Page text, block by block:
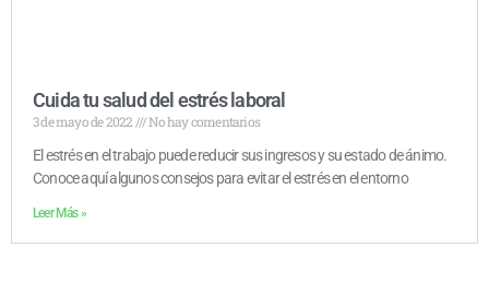
Cuida tu salud del estrés laboral
3 de mayo de 2022
No hay comentarios
El estrés en el trabajo puede reducir sus ingresos y su estado de ánimo.
Conoce aquí algunos consejos para evitar el estrés en el entorno
Leer Más »